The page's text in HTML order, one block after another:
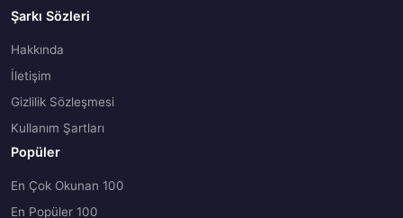
Şarkı Sözleri
Hakkında
İletişim
Gizlilik Sözleşmesi
Kullanım Şartları
Popüler
En Çok Okunan 100
En Popüler 100